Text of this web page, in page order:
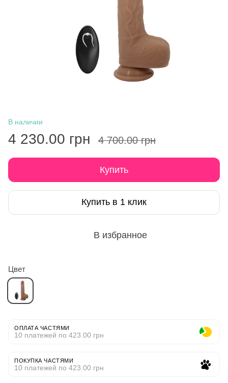
В наличии
4 230.00 грн 4 700.00 грн
Купить
Купить в 1 клик
В избранное
Цвет
ОПЛАТА ЧАСТЯМИ
10 платежей по 423.00 грн
ПОКУПКА ЧАСТЯМИ
10 платежей по 423.00 грн